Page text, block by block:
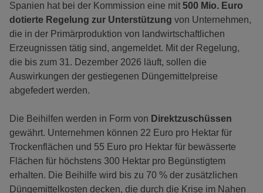
Spanien hat bei der Kommission eine mit 500 Mio. Euro
dotierte Regelung zur Unterstützung von Unternehmen,
die in der Primärproduktion von landwirtschaftlichen
Erzeugnissen tätig sind, angemeldet. Mit der Regelung,
die bis zum 31. Dezember 2026 läuft, sollen die
Auswirkungen der gestiegenen Düngemittelpreise
abgefedert werden.
Die Beihilfen werden in Form von Direktzuschüssen
gewährt. Unternehmen können 22 Euro pro Hektar für
Trockenflächen und 55 Euro pro Hektar für bewässerte
Flächen für höchstens 300 Hektar pro Begünstigtem
erhalten. Die Beihilfe wird bis zu 70 % der zusätzlichen
Düngemittelkosten decken, die durch die Krise im Nahen